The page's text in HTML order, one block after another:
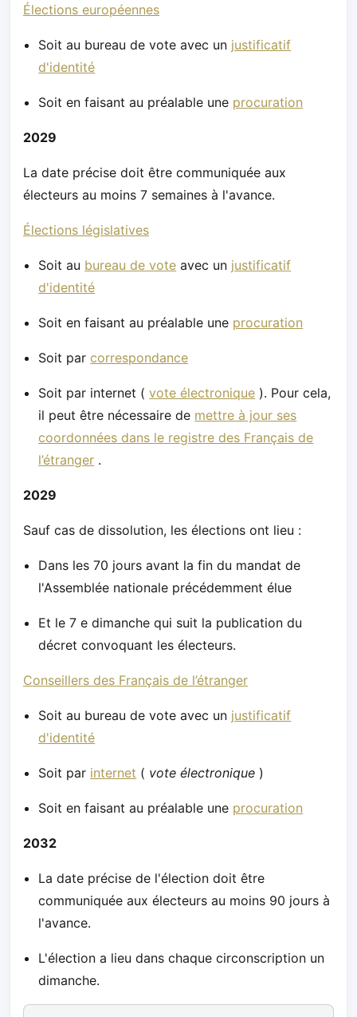
Élections européennes
Soit au bureau de vote avec un justificatif
d'identité
Soit en faisant au préalable une procuration
2029
La date précise doit être communiquée aux
électeurs au moins 7 semaines à l'avance.
Élections législatives
Soit au bureau de vote avec un justificatif
d'identité
Soit en faisant au préalable une procuration
Soit parcorrespondance
Soit par internet (vote électronique ). Pour cela,
il peut être nécessaire de mettre à jour ses
coordonnées dans le registre des Français de
l’étranger .
2029
Sauf cas de dissolution, les élections ont lieu :
Dans les 70 jours avant la fin du mandat de
l'Assemblée nationale précédemment élue
Et le 7 e dimanche qui suit la publication du
décret convoquant les électeurs.
Conseillers des Français de l’étranger
Soit au bureau de vote avec un justificatif
d'identité
Soit par internet ( vote électronique )
Soit en faisant au préalable une procuration
2032
La date précise de l'élection doit être
communiquée aux électeurs au moins 90 jours à
l'avance.
L'élection a lieu dans chaque circonscription un
dimanche.